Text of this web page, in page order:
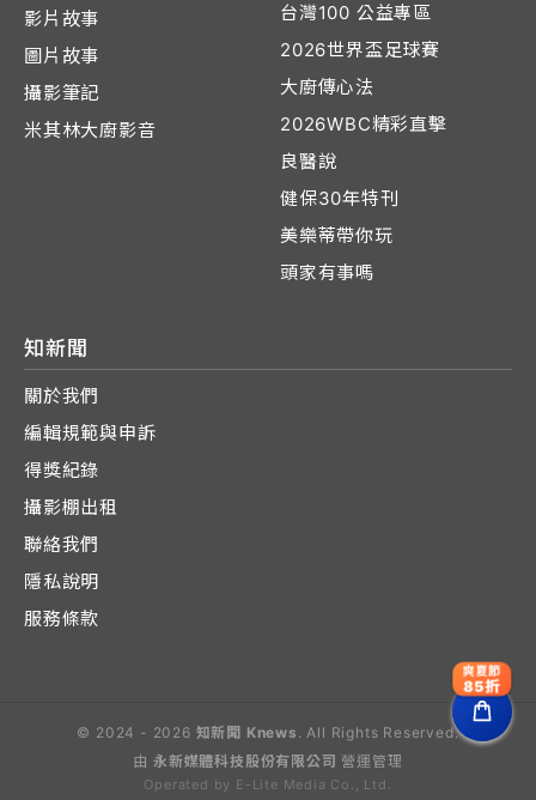
影片故事
圖片故事
攝影筆記
米其林大廚影音
台灣100 公益專區
2026世界盃足球賽
大廚傳心法
2026WBC精彩直擊
良醫說
健保30年特刊
美樂蒂帶你玩
頭家有事嗎
知新聞
關於我們
編輯規範與申訴
得獎紀錄
攝影棚出租
聯絡我們
隱私說明
服務條款
© 2024 - 2026 知新聞 Knews . All Rights Reserved.
由 永新媒體科技股份有限公司 營運管理
Operated by E-Lite Media Co., Ltd.
爽夏節
85折